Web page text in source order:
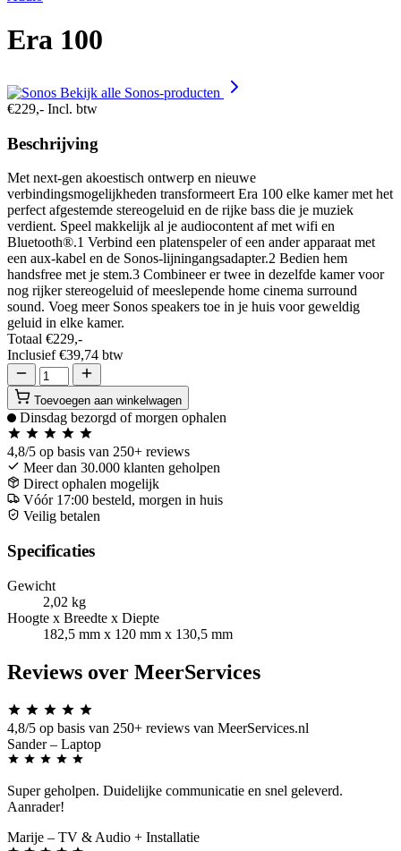
Era 100
Bekijk alle Sonos-producten
€229,- Incl. btw
Beschrijving
Met next-gen akoestisch ontwerp en nieuwe
verbindingsmogelijkheden transformeert Era 100 elke kamer met het
perfect afgestemde stereogeluid en de rijke bass die je muziek
verdient. Speel makkelijk al je audiocontent af met wifi en
Bluetooth®.1 Verbind een platenspeler of een ander apparaat met
een aux-kabel en de Sonos-lijningangsadapter.2 Bedien hem
handsfree met je stem.3 Combineer er twee in dezelfde kamer voor
nog rijker stereogeluid of meeslepende home cinema surround
sound. Voeg meer Sonos speakers toe in je huis voor geweldig
geluid in elke kamer.
Totaal €229,-
Inclusief€39,74 btw
Toevoegen aan winkelwagen
Dinsdag bezorgd of morgen ophalen
4,8/5 op basis van 250+ reviews
Meer dan 30.000 klanten geholpen
Direct ophalen mogelijk
Vóór 17:00 besteld, morgen in huis
Veilig betalen
Specificaties
Gewicht
2,02 kg
Hoogte x Breedte x Diepte
182,5 mm x 120 mm x 130,5 mm
Reviews over MeerServices
4,8/5 op basis van 250+ reviews van MeerServices.nl
Sander – Laptop
Super geholpen. Duidelijke communicatie en snel geleverd.
Aanrader!
Marije – TV & Audio + Installatie